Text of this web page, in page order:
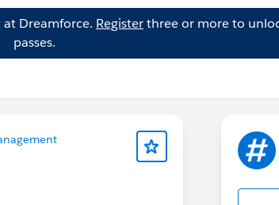
Dreamforce. Registerthree or more to
passes.